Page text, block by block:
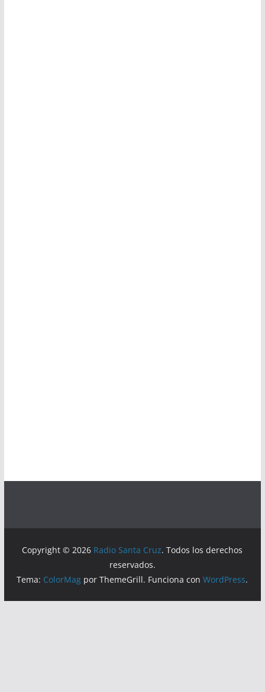
Copyright © 2026 Radio Santa Cruz. Todos los derechos
reservados.
Tema: ColorMag por ThemeGrill. Funciona conWordPress.